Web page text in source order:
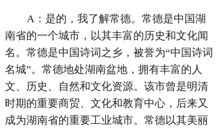
A：是的，我了解常德。常德是中国湖
南省的一个城市，以其丰富的历史和文化闻
名。常德是中国诗词之乡，被誉为“中国诗词
名城”。常德地处湖南盆地，拥有丰富的人
文、历史、自然和文化资源。该市曾是明清
时期的重要商贸、文化和教育中心，后来又
成为湖南省的重要工业城市。常德以其美丽